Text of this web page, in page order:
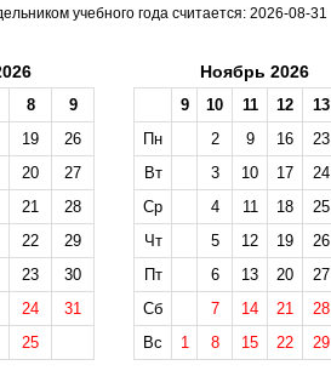
учебного года считается: 2026-08-31
8
9
19
26
20
27
21
28
22
29
23
30
24
31
25
Ноябрь 2026
9 10 11 12 13
Пн
2 9 16 23
Вт
3 10 17
24
Ср
4 11 18
25
Чт
5 12 19
26
Пт
6 13 20
27
Сб
7 14 21
28
Вс
1 8 15 22 29